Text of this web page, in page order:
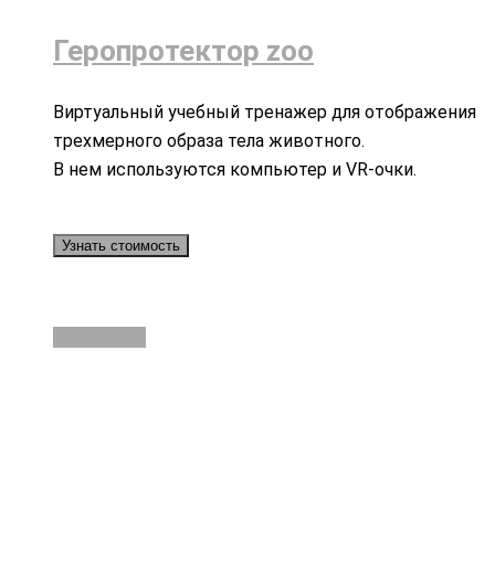
Геропротектор zoo
Виртуальный учебный тренажер для отображения
трехмерного образа тела животного.
В нем используются компьютер и VR-очки.
Узнать стоимость